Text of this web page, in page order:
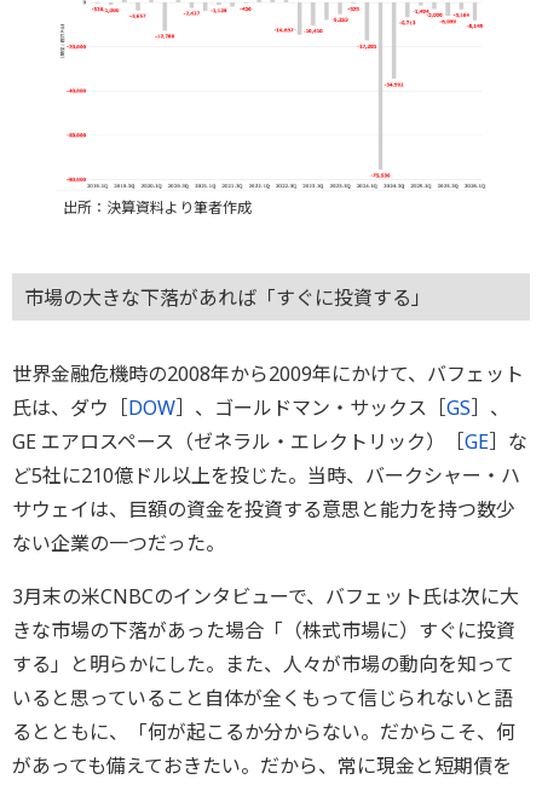
出所：決算資料より筆者作成
市場の大きな下落があれば「すぐに投資する」
世界金融危機時の2008年から2009年にかけて、バフェット
氏は、ダウ［DOW］、ゴールドマン・サックス［GS］、
GE エアロスペース（ゼネラル・エレクトリック）［GE］な
ど5社に210億ドル以上を投じた。当時、バークシャー・ハ
サウェイは、巨額の資金を投資する意思と能力を持つ数少
ない企業の一つだった。
3月末の米CNBCのインタビューで、バフェット氏は次に大
きな市場の下落があった場合「（株式市場に）すぐに投資
する」と明らかにした。また、人々が市場の動向を知って
いると思っていること自体が全くもって信じられないと語
るとともに、「何が起こるか分からない。だからこそ、何
があっても備えておきたい。だから、常に現金と短期債を